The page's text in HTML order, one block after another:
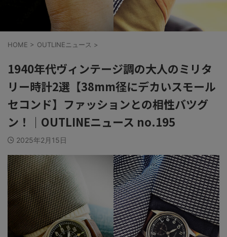
HOME > OUTLINEニュース >
1940年代ヴィンテージ調の大人のミリタ
リー時計2選【38mm径にデカいスモール
セコンド】ファッションとの相性バツグ
ン！｜OUTLINEニュース no.195
2025年2月15日